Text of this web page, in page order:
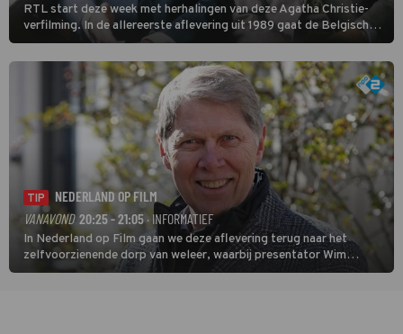
RTL start deze week met herhalingen van deze Agatha Christie-
verfilming. In de allereerste aflevering uit 1989 gaat de Belgische
speurder op zoek naar een vermiste kok. Poirot raakt al snel
verwikkeld in een moordzaak. (HH)
TIP
NEDERLAND OP FILM
VANAVOND 20:25 - 21:05· INFORMATIEF
In Nederland op Film gaan we deze aflevering terug naar het
zelfvoorzienende dorp van weleer, waarbij presentator Wim
Daniëls de kijkers meeneemt op reis door de tijd aan de hand van